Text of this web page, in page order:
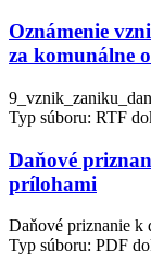
Oznámenie
za komunálne
Typ súboru: RTF
Daňové
prílohami
Daňové priznanie k
Typ súboru: PDF